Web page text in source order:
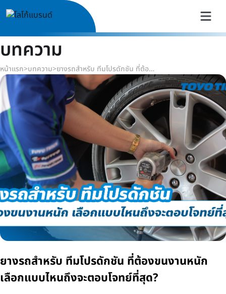
บทความ
หน้าแรก>บทความ> ยางรถสำหรับ ทีมโปรดักชัน ที่ต้องขนงานหนัก เลือกแบบไหนถึงจะตอบโจทย์ที่สุด?
ยางรถสำหรับ ทีมโปรดักชัน ที่ต้องขนงานหนัก
เลือกแบบไหนถึงจะตอบโจทย์ที่สุด?